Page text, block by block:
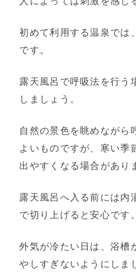
初めて利用する温泉では
です。
露天風呂で呼吸法を行う
しましょう。
自然の景色を眺めながら
よいものですが、寒い季
出やすくなる場合があり
露天風呂へ入る前には内
で切り上げると安心です。
外気が冷たい日は、浴槽
やしすぎないようにしま